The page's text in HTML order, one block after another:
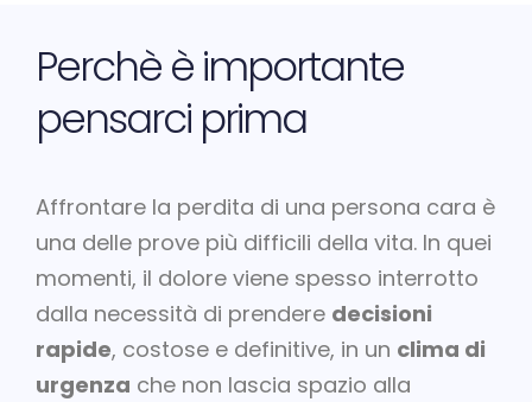
Perchè è importante
pensarci prima
Affrontare la perdita di una persona cara è
una delle prove più difficili della vita. In quei
momenti, il dolore viene spesso interrotto
dalla necessità di prendere decisioni
rapide, costose e definitive, in un clima di
urgenza che non lascia spazio alla